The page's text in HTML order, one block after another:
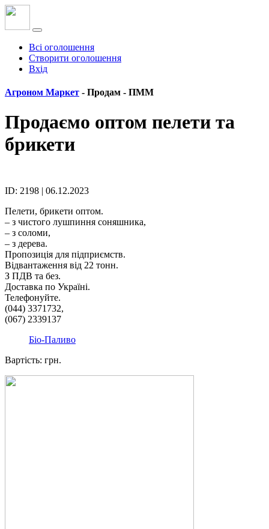
Всі оголошення
Створити оголошення
Вхід
Агроном Маркет - Продам - ПММ
Продаємо оптом пелети та
брикети
ID: 2198 | 06.12.2023
Пелети, брикети оптом.
– з чистого лушпиння соняшника,
– з соломи,
– з дерева.
Пропозиція для підприємств.
Відвантаження від 22 тонн.
З ПДВ та без.
Доставка по Україні.
Телефонуйте.
(044) 3371732,
(067) 2339137
Біо-Паливо
Вартість: грн.